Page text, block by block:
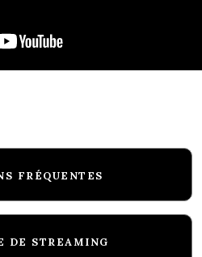
FRÉQUENTES
DE STREAMING